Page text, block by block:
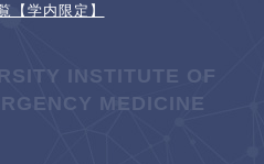
【学内限定】
INSTITUTE OF
MEDICINE